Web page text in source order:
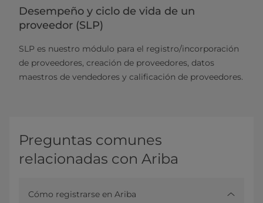
Desempeño y ciclo de vida de un
proveedor (SLP)
SLP es nuestro módulo para el registro/incorporación
de proveedores, creación de proveedores, datos
maestros de vendedores y calificación de proveedores.
Preguntas comunes
relacionadas con Ariba
Cómo registrarse en Ariba